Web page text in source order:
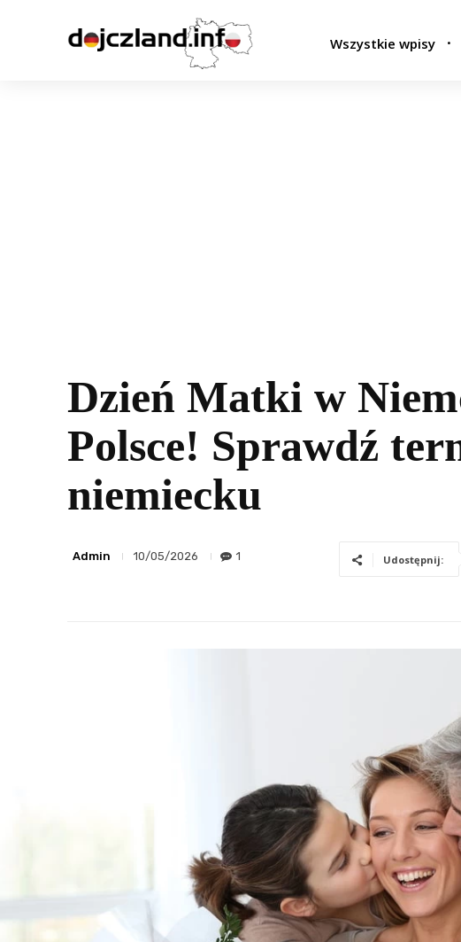
Wszystkie wpisy
Dzień Matki w
Polsce! Sprawdź
niemiecku
Admin 10/05/2026 1 Udostępnij: